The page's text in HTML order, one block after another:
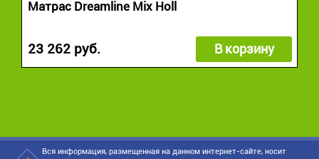
Матрас Dreamline Mix Holl
23 262 руб. В корзину
Вся информация, размещенная на данном интернет-сайте, носит